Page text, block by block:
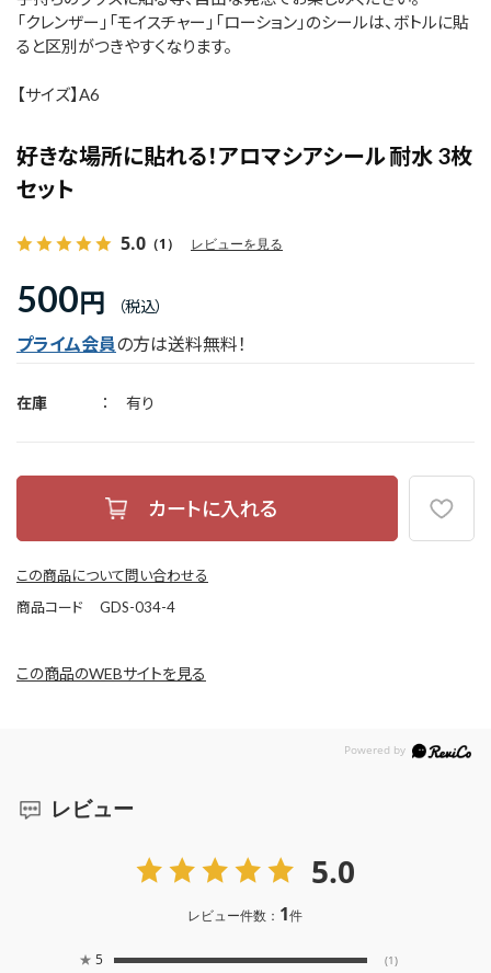
「クレンザー」「モイスチャー」「ローション」のシールは、ボトルに貼
ると区別がつきやすくなります。
【サイズ】A6
好きな場所に貼れる！アロマシアシール 耐水 3枚
セット
5.0 （1） レビューを見る
500円
プライム会員の方は送料無料！
在庫 有り
この商品について問い合わせる
商品コード
GDS-034-4
この商品のWEBサイトを見る
レビュー
5.0
レビュー件数： 1件
★ 5 (1)